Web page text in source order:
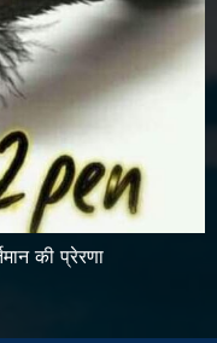
की प्रेरणा